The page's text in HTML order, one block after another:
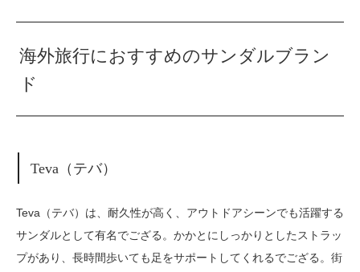
海外旅行におすすめのサンダルブラン
ド
Teva（テバ）
Teva（テバ）は、耐久性が高く、アウトドアシーンでも活躍する
サンダルとして有名でござる。かかとにしっかりとしたストラッ
プがあり、長時間歩いても足をサポートしてくれるでござる。街